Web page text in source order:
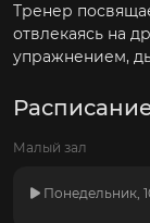
Тренер
отвлекаясь на
упражнением,
Малый зал
Понедельник,